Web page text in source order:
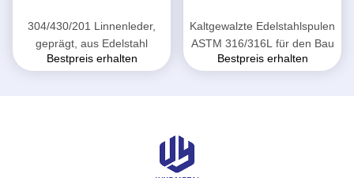
304/430/201 Linnenleder,
geprägt, aus Edelstahl
Bestpreis erhalten
Kaltgewalzte Edelstahlspulen
ASTM 316/316L für den Bau
Bestpreis erhalten